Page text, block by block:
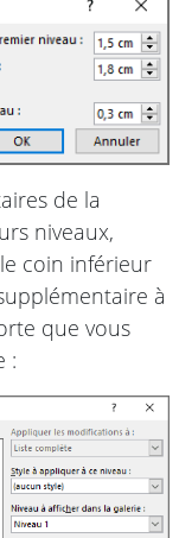
de la
niveaux,
coin inférieur
à
que vous
: